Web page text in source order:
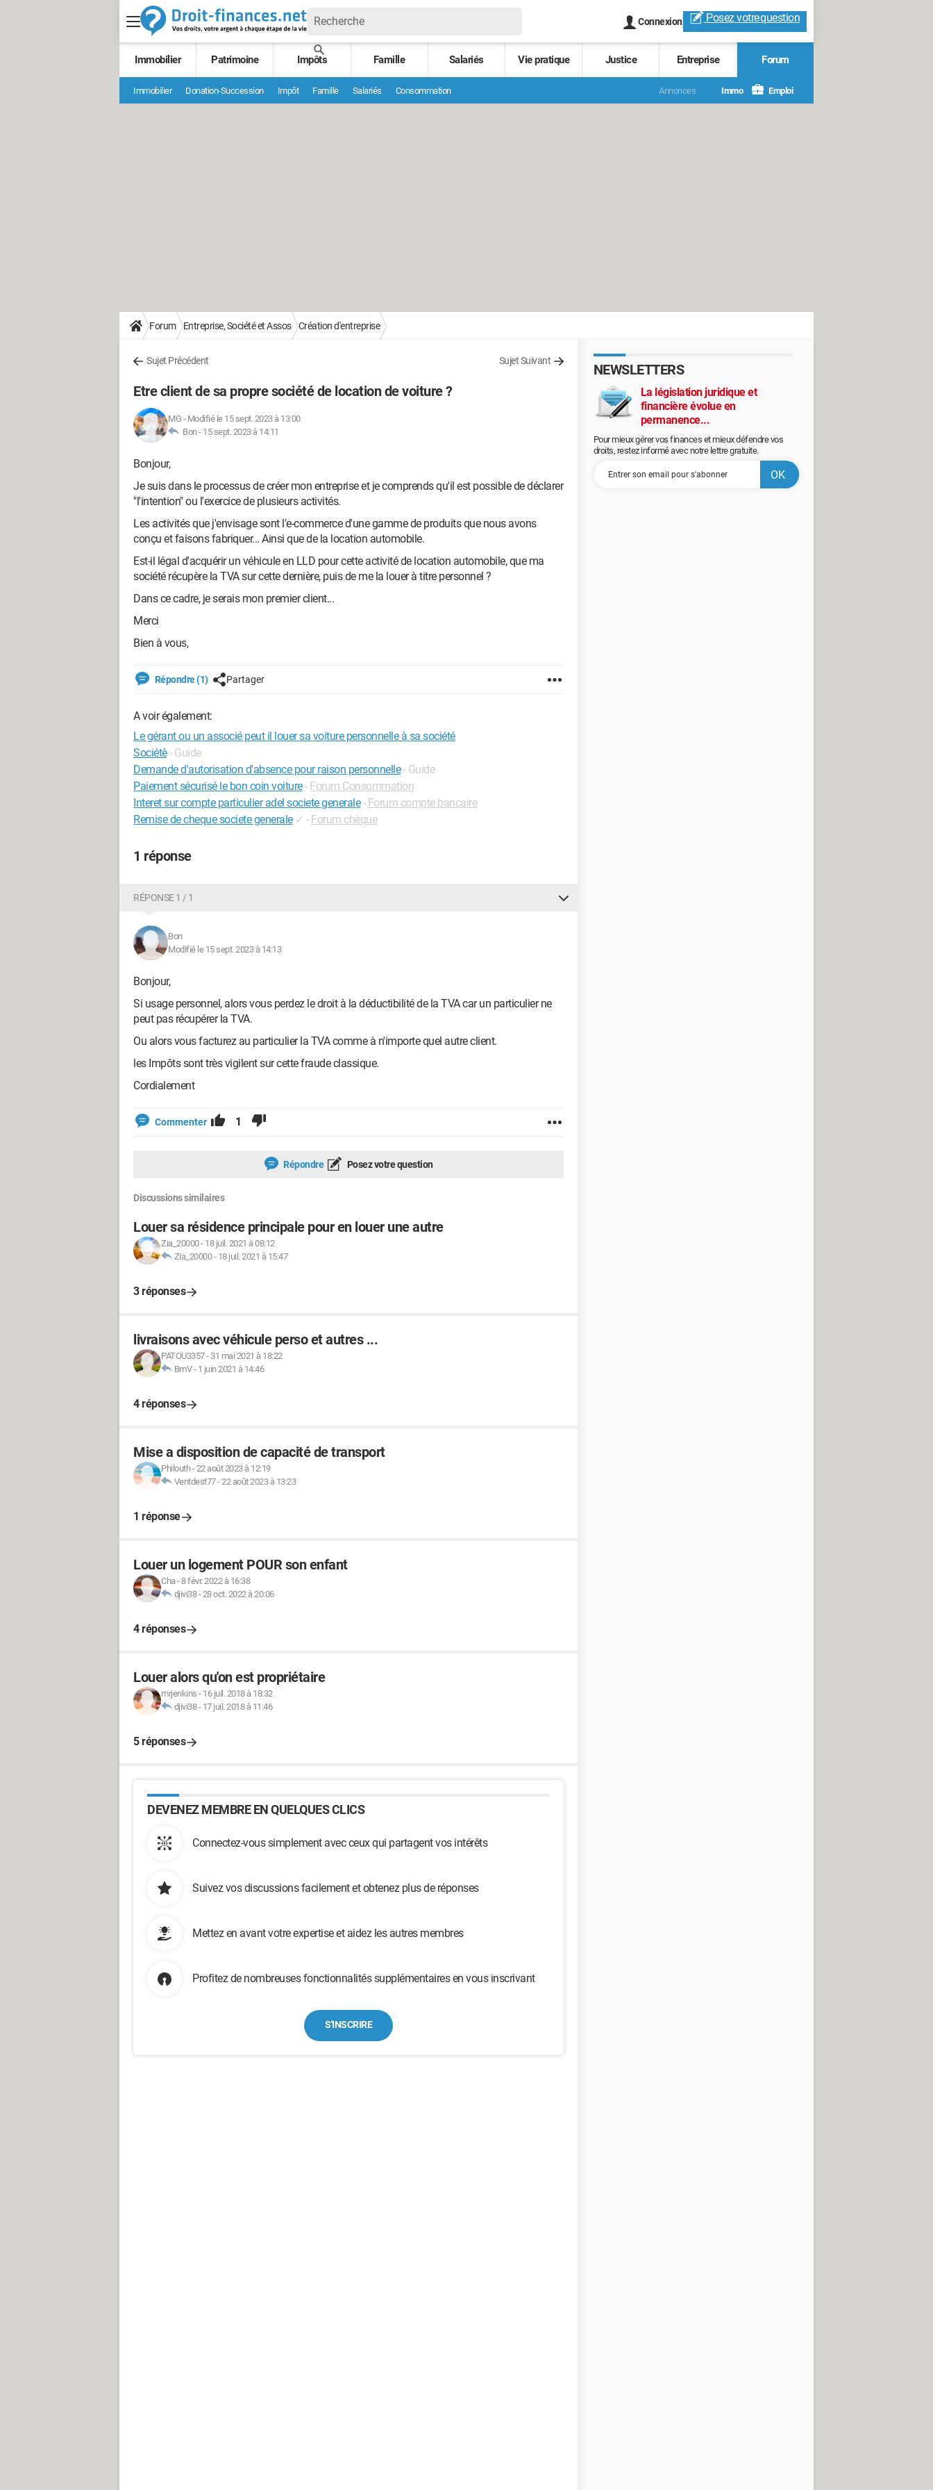
Connexion Posez votrequestion
Immobilier Patrimoine Impôts Famille Salariés Vie pratique Justice Entreprise Forum
Immobilier Donation-Succession Impôt Famille Salariés Consommation Annonces Immo Emploi
Forum Entreprise, Société et Assos Création d'entreprise
Sujet Précédent Sujet Suivant
Etre client de sa propre société de location de voiture ?
MG - Modifié le 15 sept. 2023 à 13:00
Bon - 15 sept. 2023 à 14:11
Bonjour,
Je suis dans le processus de créer mon entreprise et je comprends qu'il est possible de déclarer
"l'intention" ou l'exercice de plusieurs activités.
Les activités que j'envisage sont l'e-commerce d'une gamme de produits que nous avons
conçu et faisons fabriquer... Ainsi que de la location automobile.
Est-il légal d'acquérir un véhicule en LLD pour cette activité de location automobile, que ma
société récupère la TVA sur cette dernière, puis de me la louer à titre personnel ?
Dans ce cadre, je serais mon premier client...
Merci
Bien à vous,
Répondre (1) Partager
A voir également:
Le gérant ou un associé peut il louer sa voiture personnelle à sa société
Sociétè- Guide
Demande d'autorisation d'absence pour raison personnelle - Guide
Paiement sécurisé le bon coin voiture- Forum Consommation
Interet sur compte particulier adel societe generale - Forum compte bancaire
Remise de cheque societe generale ✓ - Forum chèque
1 réponse
RÉPONSE 1 / 1
Bon
Modifié le 15 sept. 2023 à 14:13
Bonjour,
Si usage personnel, alors vous perdez le droit à la déductibilité de la TVA car un particulier ne
peut pas récupérer la TVA.
Ou alors vous facturez au particulier la TVA comme à n'importe quel autre client.
les Impôts sont très vigilent sur cette fraude classique.
Cordialement
Commenter 1
Répondre Posez votre question
Discussions similaires
Louer sa résidence principale pour en louer une autre
Zia_20000- 18 juil. 2021 à 08:12
Zia_20000- 18 juil. 2021 à 15:47
3 réponses
livraisons avec véhicule perso et autres ...
PATOU3357- 31 mai 2021 à 18:22
BmV- 1 juin 2021 à 14:46
4 réponses
Mise a disposition de capacité de transport
Philouth-22 août 2023 à 12:19
Ventdest77-22 août 2023 à 13:23
1 réponse
Louer un logement POUR son enfant
Cha-8 févr. 2022 à 16:38
djivi38-28 oct. 2022 à 20:06
4 réponses
Louer alors qu'on est propriétaire
mrjenkins - 16 juil. 2018 à 18:32
djivi38- 17 juil. 2018 à 11:46
5 réponses
DEVENEZ MEMBRE EN QUELQUES CLICS
Connectez-vous simplement avec ceux qui partagent vos intérêts
Suivez vos discussions facilement et obtenez plus de réponses
Mettez en avant votre expertise et aidez les autres membres
Profitez de nombreuses fonctionnalités supplémentaires en vous inscrivant
S'INSCRIRE
NEWSLETTERS
La législation juridique et
financière évolue en
permanence...
Pour mieux gérer vos finances et mieux défendre vos
droits, restez informé avec notre lettre gratuite.